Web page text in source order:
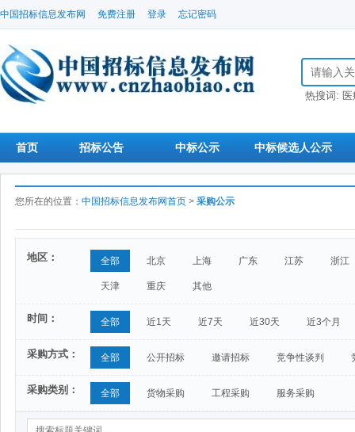
中国招标信息发布网 免费注册 登录 忘记密码
搜索招标信
热搜词:
首页 招标公告 中标公示 中标候选人公示
您所在的位置： 中国招标信息发布网首页 > 采购公示
地区： 全部 北京 上海 广东 江苏 浙江
天津 重庆 其他
时间： 全部 近1天 近7天 近30天 近3个月
采购方式： 全部 公开招标 邀请招标 竞争性谈判
采购类别： 全部 货物采购 工程采购 服务采购